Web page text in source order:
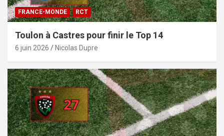
FRANCE-MONDE RCT
Toulon à Castres pour finir le Top 14
6 juin 2026 Nicolas Dupre